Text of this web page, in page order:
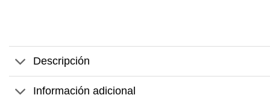
Descripción
Información adicional